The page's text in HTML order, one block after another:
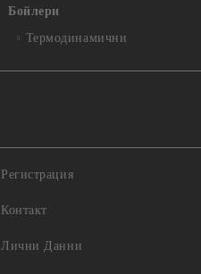
Бойлери
Термодинамични
Регистрация
Контакт
Лични Данни